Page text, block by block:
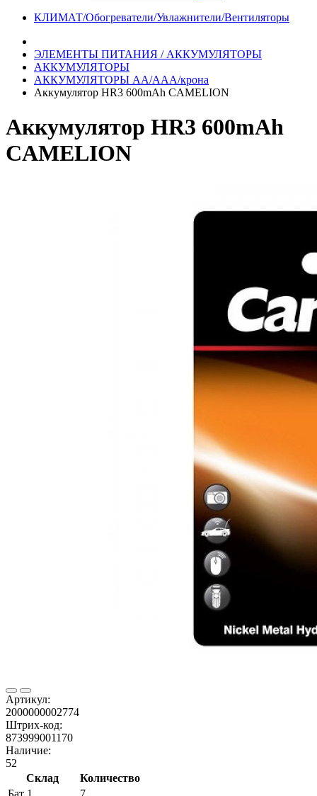
КЛИМАТ/Обогреватели/Увлажнители/Вентиляторы
ЭЛЕМЕНТЫ ПИТАНИЯ / АККУМУЛЯТОРЫ
АККУМУЛЯТОРЫ
АККУМУЛЯТОРЫ АА/ААА/крона
Аккумулятор HR3 600mAh CAMELION
Аккумулятор HR3 600mAh
CAMELION
Артикул:
2000000002774
Штрих-код:
873999001170
Наличие:
52
Склад
Количество
Бат 1
7